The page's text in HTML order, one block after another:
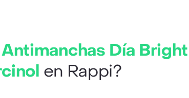
Día
en Rappi?